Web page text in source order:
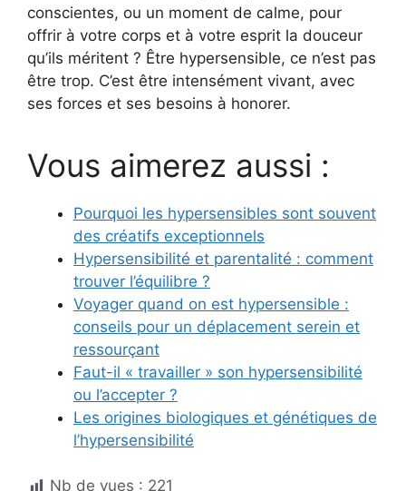
conscientes, ou un moment de calme, pour
offrir à votre corps et à votre esprit la douceur
qu’ils méritent ? Être hypersensible, ce n’est pas
être trop. C’est être intensément vivant, avec
ses forces et ses besoins à honorer.
Vous aimerez aussi :
Pourquoi les hypersensibles sont souvent
des créatifs exceptionnels
Hypersensibilité et parentalité : comment
trouver l’équilibre ?
Voyager quand on est hypersensible :
conseils pour un déplacement serein et
ressourçant
Faut-il « travailler » son hypersensibilité
ou l’accepter ?
Les origines biologiques et génétiques de
l’hypersensibilité
Nb de vues : 221